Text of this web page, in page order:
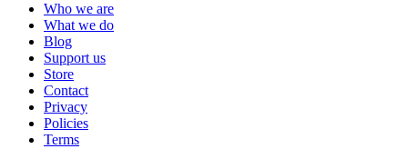
Who we are
What we do
Blog
Support us
Store
Contact
Privacy
Policies
Terms